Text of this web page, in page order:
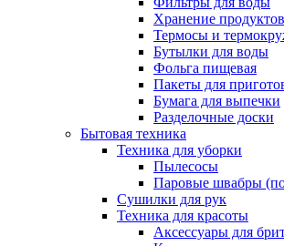
Хранение продуктов
Термосы и
Бутылки для воды
Фольга пищевая
Пакеты для
Бумага для выпечки
Разделочные доски
Бытовая техника
Техника для уборки
Пылесосы
Паровые швабры
Сушилки для рук
Техника для красоты
Аксессуары для